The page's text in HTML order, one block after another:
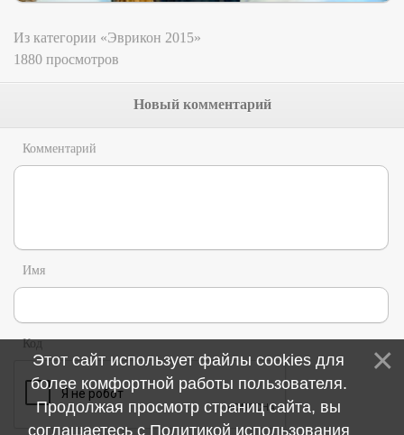
Из категории «Эврикон 2015»
1880 просмотров
Новый комментарий
Комментарий
Имя
Код
Этот сайт использует файлы cookies для
более комфортной работы пользователя.
Продолжая просмотр страниц сайта, вы
соглашаетесь с Политикой использования